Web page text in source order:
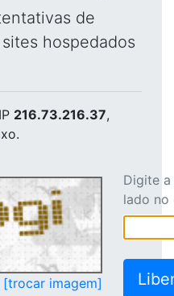
de
hospedados
216.73.216.37,
[trocar imagem]
Digite
lado no